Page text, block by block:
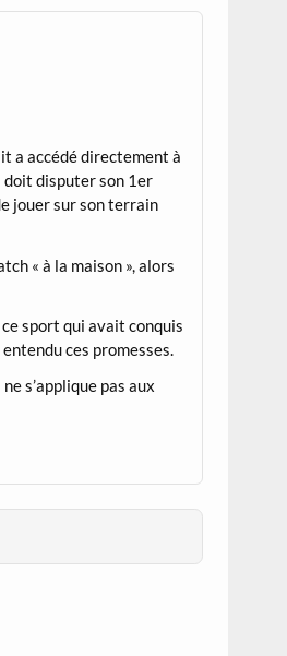
a accédé directement à
doit disputer son 1er
jouer sur son terrain
« à la maison », alors
sport qui avait conquis
ces promesses.
s’applique pas aux